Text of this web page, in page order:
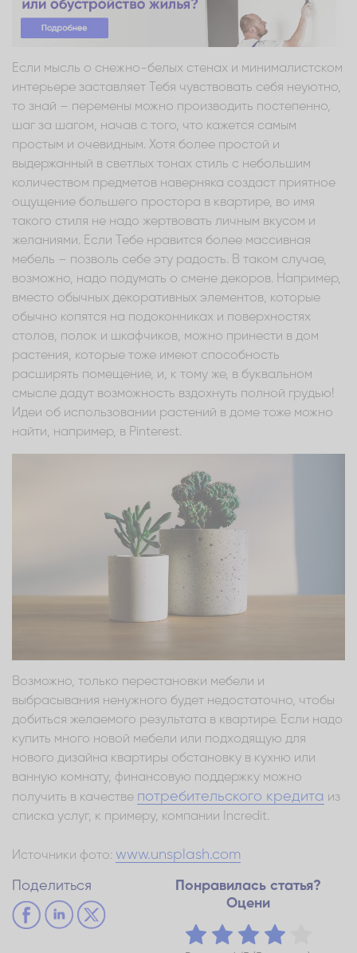
Если мысль о снежно-белых стенах и минималистском
интерьере заставляет Тебя чувствовать себя неуютно,
то знай – перемены можно производить постепенно,
шаг за шагом, начав с того, что кажется самым
простым и очевидным. Хотя более простой и
выдержанный в светлых тонах стиль с небольшим
количеством предметов наверняка создаст приятное
ощущение большего простора в квартире, во имя
такого стиля не надо жертвовать личным вкусом и
желаниями. Если Тебе нравится более массивная
мебель – позволь себе эту радость. В таком случае,
возможно, надо подумать о смене декоров. Например,
вместо обычных декоративных элементов, которые
обычно копятся на подоконниках и поверхностях
столов, полок и шкафчиков, можно принести в дом
растения, которые тоже имеют способность
расширять помещение, и, к тому же, в буквальном
смысле дадут возможность вздохнуть полной грудью!
Идеи об использовании растений в доме тоже можно
найти, например, в Pinterest.
Возможно, только перестановки мебели и
выбрасывания ненужного будет недостаточно, чтобы
добиться желаемого результата в квартире. Если надо
купить много новой мебели или подходящую для
нового дизайна квартиры обстановку в кухню или
ванную комнату, финансовую поддержку можно
получить в качестве потребительского кредита из
списка услуг, к примеру, компании Incredit.
Источники фото: www.unsplash.com
Поделиться
Понравилась статья?
Оцени